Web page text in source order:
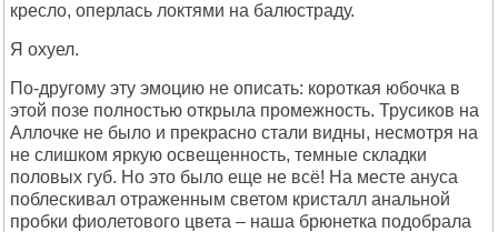
кресло, оперлась локтями на балюстраду.
Я охуел.
По-другому эту эмоцию не описать: короткая юбочка в
этой позе полностью открыла промежность. Трусиков на
Аллочке не было и прекрасно стали видны, несмотря на
не слишком яркую освещенность, темные складки
половых губ. Но это было еще не всё! На месте ануса
поблескивал отраженным светом кристалл анальной
пробки фиолетового цвета – наша брюнетка подобрала